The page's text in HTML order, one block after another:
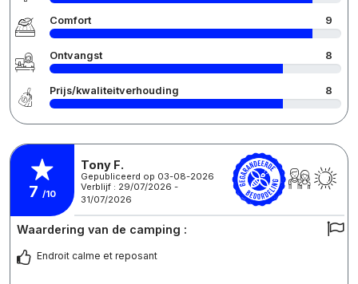
Comfort 9
Ontvangst 8
Prijs/kwaliteitverhouding 8
7 /10
Tony F.
Gepubliceerd op 03-08-2026
Verblijf : 29/07/2026 -
31/07/2026
Waardering van de camping :
Endroit calme et reposant